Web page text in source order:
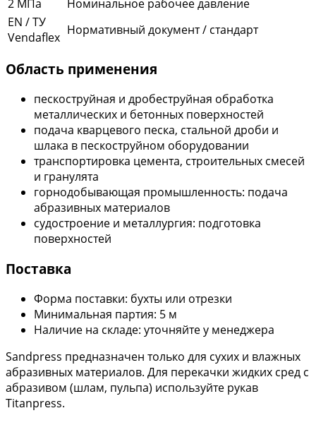
2 МПа
Номинальное рабочее давление
EN / ТУ
Vendaflex Нормативный документ / стандарт
Область применения
пескоструйная и дробеструйная обработка
металлических и бетонных поверхностей
подача кварцевого песка, стальной дроби и
шлака в пескоструйном оборудовании
транспортировка цемента, строительных смесей
и гранулята
горнодобывающая промышленность: подача
абразивных материалов
судостроение и металлургия: подготовка
поверхностей
Поставка
Форма поставки: бухты или отрезки
Минимальная партия: 5 м
Наличие на складе: уточняйте у менеджера
Sandpress предназначен только для сухих и влажных
абразивных материалов. Для перекачки жидких сред с
абразивом (шлам, пульпа) используйте рукав
Titanpress.